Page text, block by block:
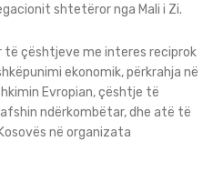
shtetëror nga Mali i Zi.
të çështjeve me interes reciprok
ekonomik, përkrahja në
Evropian, çështje të
ndërkombëtar, dhe atë të
në organizata